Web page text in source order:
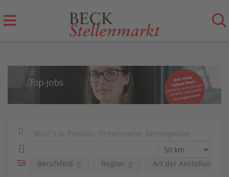
Berufsfeld Region Art der Anstellung